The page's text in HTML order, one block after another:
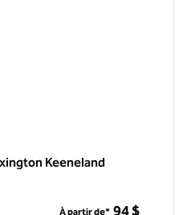
Keeneland
À partir de* 94 $